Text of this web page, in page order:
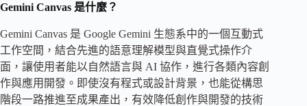
Gemini Canvas 是什麼？
Gemini Canvas 是 Google Gemini 生態系中的一個互動式
工作空間，結合先進的語意理解模型與直覺式操作介
面，讓使用者能以自然語言與 AI 協作，進行各類內容創
作與應用開發。即使沒有程式或設計背景，也能從構思
階段一路推進至成果產出，有效降低創作與開發的技術